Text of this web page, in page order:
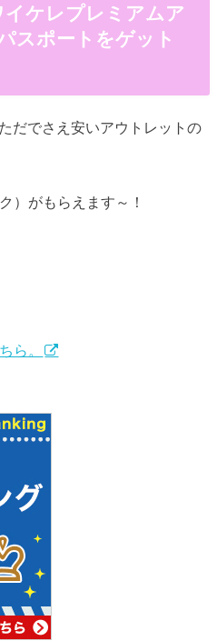
ケレプレミアムア
スポートをゲット
だでさえ安いアウトレットの
）がもらえます～！
ら。